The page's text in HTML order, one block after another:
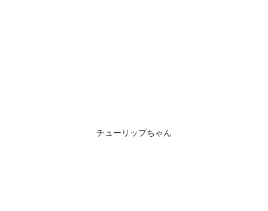
チューリップちゃん